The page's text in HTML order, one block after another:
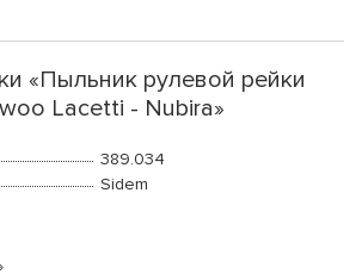
«Пыльник рулевой рейки
Lacetti - Nubira»
389.034
Sidem